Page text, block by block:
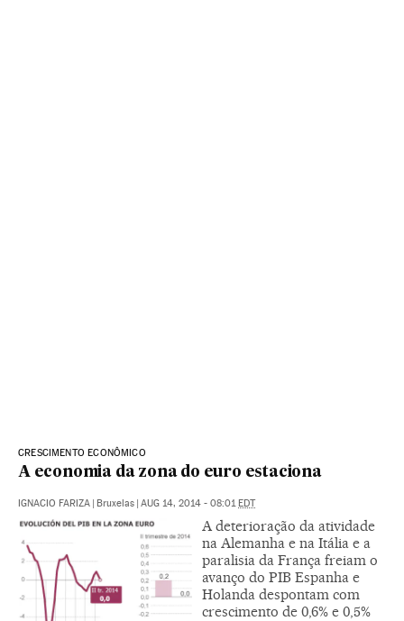
CRESCIMENTO ECONÔMICO
A economia da zona do euro estaciona
IGNACIO FARIZA | Bruxelas | AUG 14, 2014 - 08:01EDT
A deterioração da atividade
na Alemanha e na Itália e a
paralisia da França freiam o
avanço do PIB Espanha e
Holanda despontam com
crescimento de 0,6% e 0,5%